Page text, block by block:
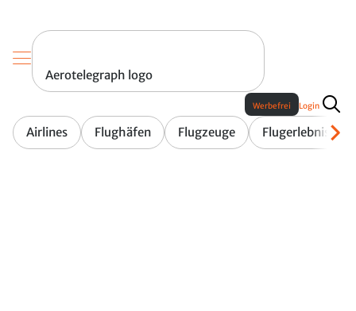
Aerotelegraph logo
Airlines Flughäfen Flugzeuge Flugerlebnis
Werbefrei Login